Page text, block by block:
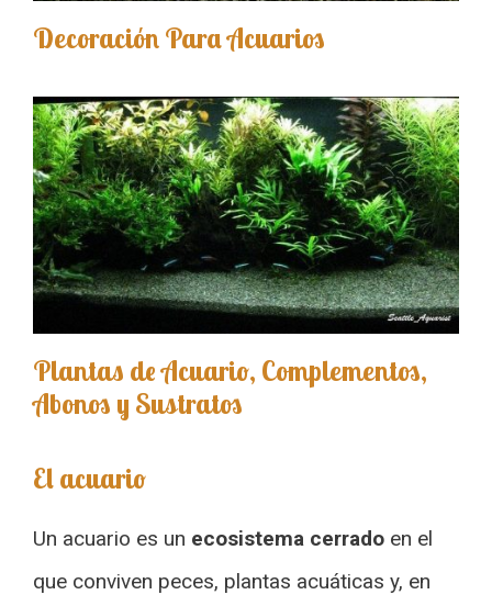
Decoración Para Acuarios
Plantas de Acuario, Complementos,
Abonos y Sustratos
El acuario
Un acuario es un ecosistema cerrado en el
que conviven peces, plantas acuáticas y, en